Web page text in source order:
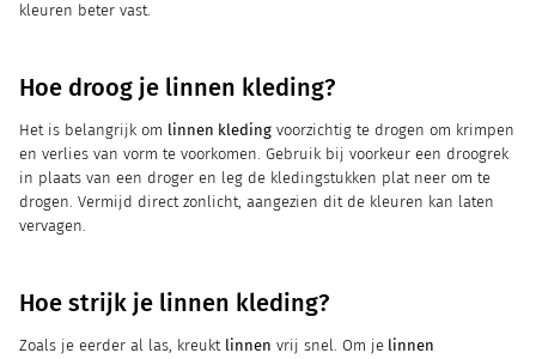
kleuren beter vast.
Hoe droog je linnen kleding?
Het is belangrijk om linnen kleding voorzichtig te drogen om krimpen
en verlies van vorm te voorkomen. Gebruik bij voorkeur een droogrek
in plaats van een droger en leg de kledingstukken plat neer om te
drogen. Vermijd direct zonlicht, aangezien dit de kleuren kan laten
vervagen.
Hoe strijk je linnen kleding?
Zoals je eerder al las, kreukt linnen vrij snel. Om je linnen